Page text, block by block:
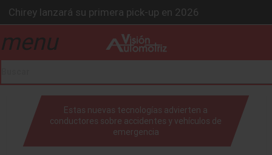
Chirey lanzará su primera pick-up en 2026
BMW Z4 Edición Final: un adiós exclusivo
Ford Edge Híbrida: la SUV que evoluciona
Mazda Santa Project crece
Será 2026, año de evolución profunda: Peñafiel
menu
Estas nuevas tecnologías advierten a
conductores sobre accidentes y vehículos de
emergencia